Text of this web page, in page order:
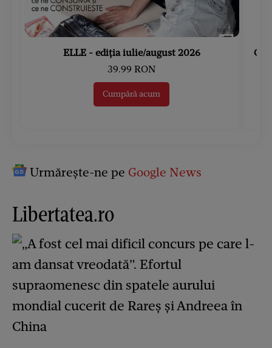
ELLE - ediția iulie/august 2026
39.99 RON
Cumpără acum
Urmărește-ne pe Google News
Libertatea.ro